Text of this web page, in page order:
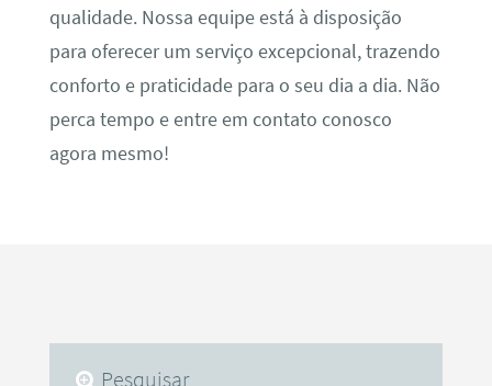
qualidade. Nossa equipe está à disposição
para oferecer um serviço excepcional, trazendo
conforto e praticidade para o seu dia a dia. Não
perca tempo e entre em contato conosco
agora mesmo!
Pesquisar